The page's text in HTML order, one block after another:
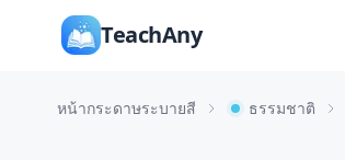
TeachAny
หน้ากระดาษระบายสี ธรรมชาติ